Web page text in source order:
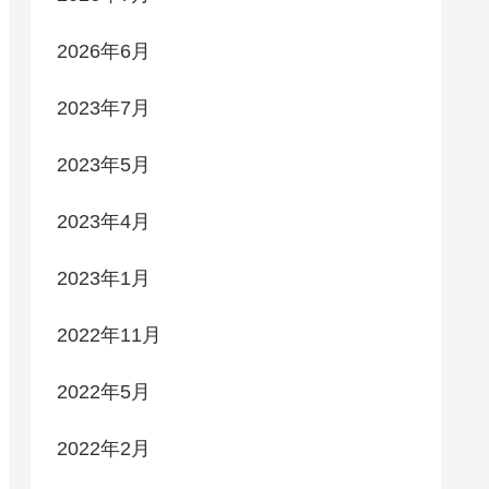
2026年6月
2023年7月
2023年5月
2023年4月
2023年1月
2022年11月
2022年5月
2022年2月